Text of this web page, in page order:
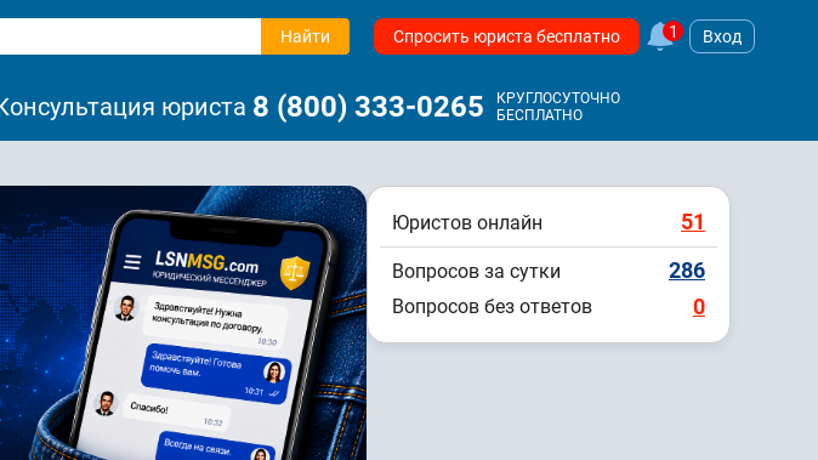
Найти Спросить юриста бесплатно 1 Вход
юриста 8 (800) 333-0265
КРУГЛОСУТОЧНО
БЕСПЛАТНО
Юристов онлайн 51
Вопросов за сутки 286
Вопросов без ответов 0